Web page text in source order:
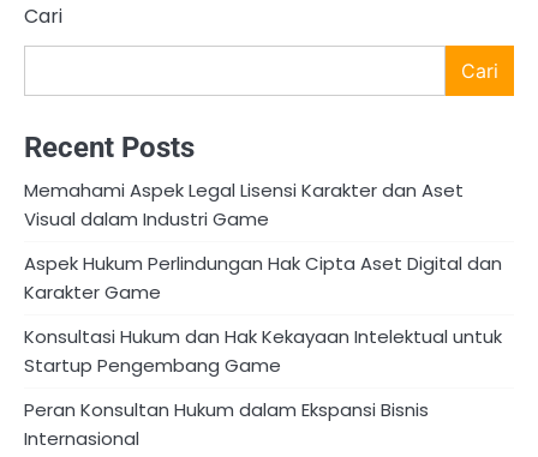
Cari
Cari
Recent Posts
Memahami Aspek Legal Lisensi Karakter dan Aset
Visual dalam Industri Game
Aspek Hukum Perlindungan Hak Cipta Aset Digital dan
Karakter Game
Konsultasi Hukum dan Hak Kekayaan Intelektual untuk
Startup Pengembang Game
Peran Konsultan Hukum dalam Ekspansi Bisnis
Internasional